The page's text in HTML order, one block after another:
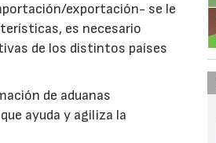
exportación- se le
es necesario
de los distintos países
de aduanas
ayuda y agiliza la